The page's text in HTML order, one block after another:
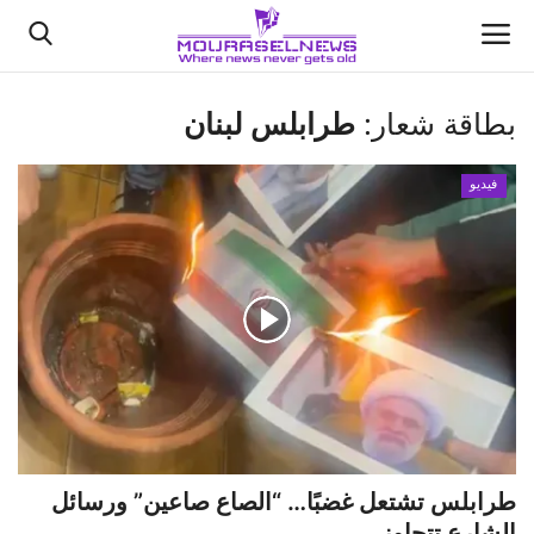
الأخبار
كتّابنا
السعودية
اقتصاد
علوم وتكنولوجيا
رياضة
فيديو
بطاقة شعار: طرابلس لبنان
فيديو
طرابلس تشتعل غضبًا… “الصاع صاعين” ورسائل